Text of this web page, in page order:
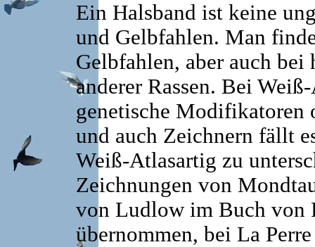
Ein Halsband ist keine
und Gelbfahlen. Man
Gelbfahlen, aber auch
anderer Rassen. Bei
genetische Modifikatoren
und auch Zeichnern fällt
Weiß-Atlasartig zu
Zeichnungen von
von Ludlow im Buch von
übernommen, bei La